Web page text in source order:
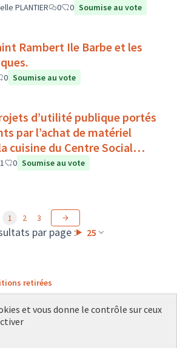
PLANTIER 0 0 Soumise au vote
Rambert Ile Barbe et les
0 Soumise au vote
d’utilité publique portés
par l’achat de matériel
cuisine du Centre Social
1 0 Soumise au vote
par page : 25
1 2 3
retirées
et vous donne le contrôle sur ceux